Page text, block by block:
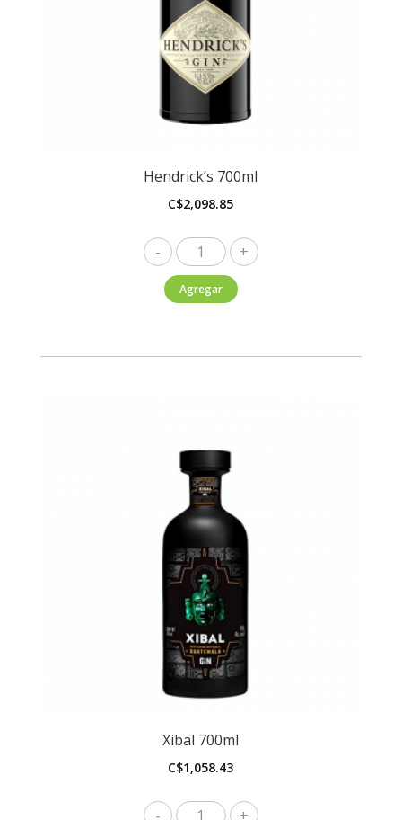
Hendrick’s 700ml
C$2,098.85
Hendrick's
700ml
cantidad
Agregar
Xibal 700ml
C$1,058.43
Xibal